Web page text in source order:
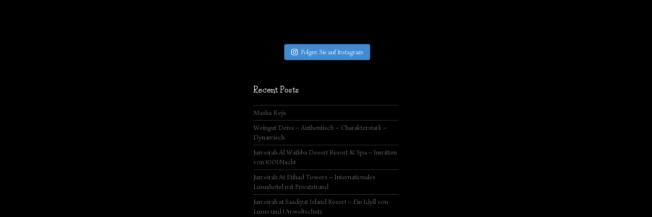
Folgen Sie auf Instagram
Recent Posts
Masha Keja
Weingut Deiss – Authentisch – Charakterstark –
Dynamisch
Jumeirah Al Wathba Desert Resort & Spa – Inmitten
von 1001 Nacht
Jumeirah At Etihad Towers – Internationales
Luxushotel mit Privatstrand
Jumeirah at Saadiyat Island Resort – Ein Idyll von
Luxus und Umweltschutz